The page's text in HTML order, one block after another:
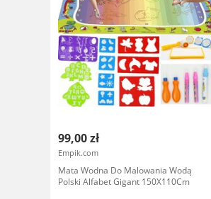
99,00 zł
Empik.com
Mata Wodna Do Malowania Wodą
Polski Alfabet Gigant 150X110Cm